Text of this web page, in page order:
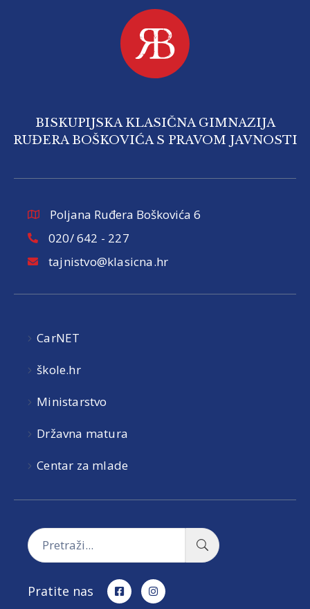
BISKUPIJSKA KLASIČNA GIMNAZIJA
RUĐERA BOŠKOVIĆA S PRAVOM JAVNOSTI
Poljana Ruđera Boškovića 6
020/ 642 - 227
tajnistvo@klasicna.hr
CarNET
škole.hr
Ministarstvo
Državna matura
Centar za mlade
Pratite nas